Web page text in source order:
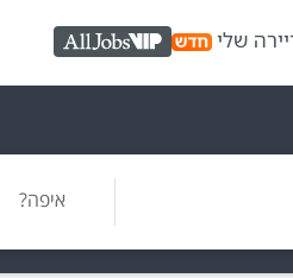
שלי AllJobs VIP
איפה?